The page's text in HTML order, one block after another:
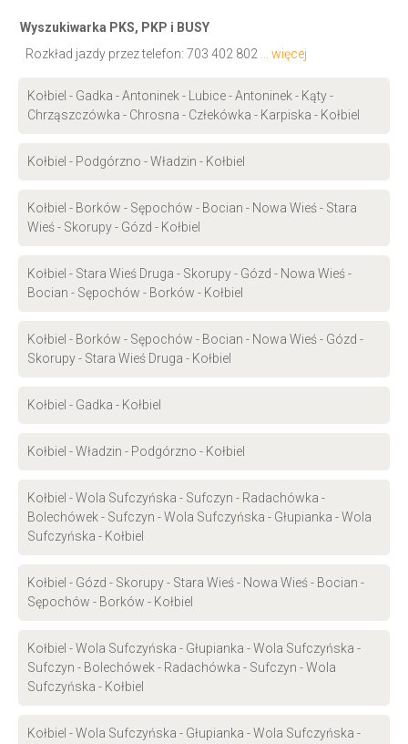
Wyszukiwarka PKS, PKP i BUSY
Rozkład jazdy przez telefon: 703 402 802 ... więcej
Kołbiel - Gadka - Antoninek - Lubice - Antoninek - Kąty -
Chrząszczówka - Chrosna - Człekówka - Karpiska - Kołbiel
Kołbiel - Podgórzno - Władzin - Kołbiel
Kołbiel - Borków - Sępochów - Bocian - Nowa Wieś - Stara
Wieś - Skorupy - Gózd - Kołbiel
Kołbiel - Stara Wieś Druga - Skorupy - Gózd - Nowa Wieś -
Bocian - Sępochów - Borków - Kołbiel
Kołbiel - Borków - Sępochów - Bocian - Nowa Wieś - Gózd -
Skorupy - Stara Wieś Druga - Kołbiel
Kołbiel - Gadka - Kołbiel
Kołbiel - Władzin - Podgórzno - Kołbiel
Kołbiel - Wola Sufczyńska - Sufczyn - Radachówka -
Bolechówek - Sufczyn - Wola Sufczyńska - Głupianka - Wola
Sufczyńska - Kołbiel
Kołbiel - Gózd - Skorupy - Stara Wieś - Nowa Wieś - Bocian -
Sępochów - Borków - Kołbiel
Kołbiel - Wola Sufczyńska - Głupianka - Wola Sufczyńska -
Sufczyn - Bolechówek - Radachówka - Sufczyn - Wola
Sufczyńska - Kołbiel
Kołbiel - Wola Sufczyńska - Głupianka - Wola Sufczyńska -